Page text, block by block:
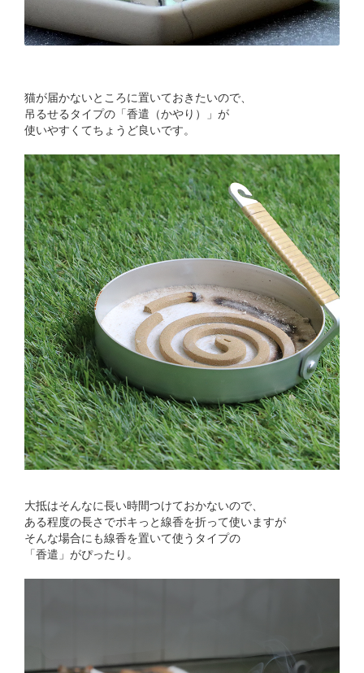
猫が届かないところに置いておきたいので、
吊るせるタイプの「香遣（かやり）」が
使いやすくてちょうど良いです。
大抵はそんなに長い時間つけておかないので、
ある程度の長さでポキっと線香を折って使いますが
そんな場合にも線香を置いて使うタイプの
「香遣」がぴったり。